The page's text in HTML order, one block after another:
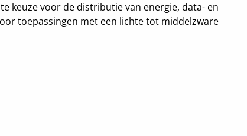
keuze voor de distributie van energie, data- en
toepassingen met een lichte tot middelzware